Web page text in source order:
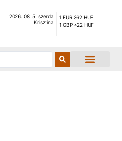
2026. 08. 5. szerda
Krisztina
1 EUR 362 HUF
1 GBP 422 HUF